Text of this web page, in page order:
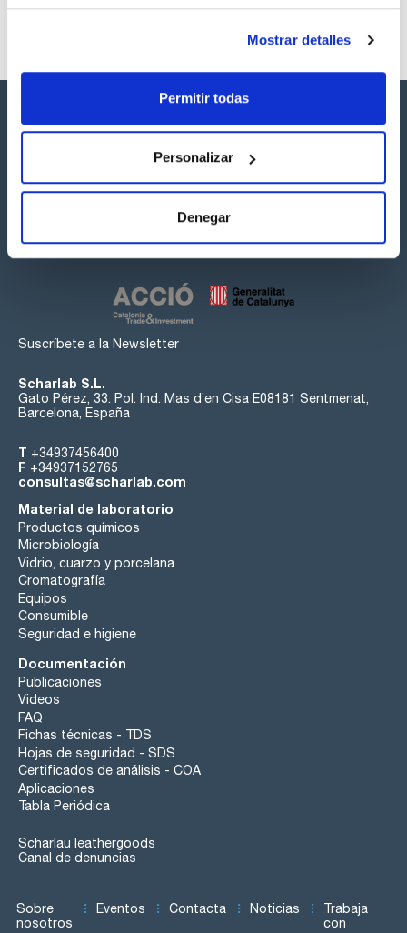
Mostrar detalles
Permitir todas
Personalizar
Denegar
Síguenos:
Suscríbete a la Newsletter
Scharlab S.L.
Gato Pérez, 33. Pol. Ind. Mas d’en Cisa E08181 Sentmenat,
Barcelona, España
T +34937456400
F +34937152765
consultas@scharlab.com
Material de laboratorio
Productos químicos
Microbiología
Vidrio, cuarzo y porcelana
Cromatografía
Equipos
Consumible
Seguridad e higiene
Documentación
Publicaciones
Videos
FAQ
Fichas técnicas - TDS
Hojas de seguridad - SDS
Certificados de análisis - COA
Aplicaciones
Tabla Periódica
Scharlau leathergoods
Canal de denuncias
Sobre
nosotros
Eventos Contacta Noticias
Trabaja
con